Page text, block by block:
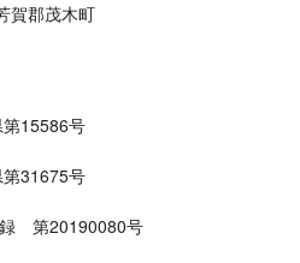
賀郡茂木町
15586号
31675号
録 第20190080号